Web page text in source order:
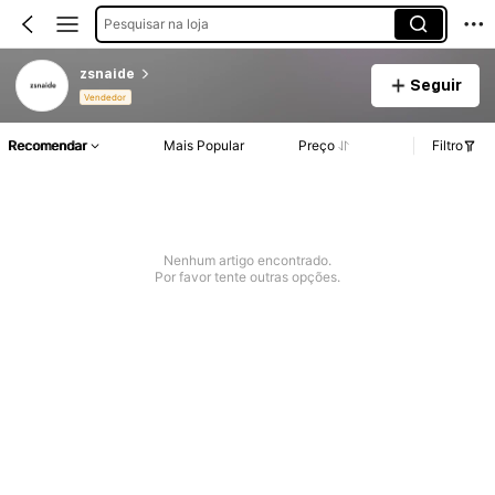
Pesquisar na loja
zsnaide
Vendedor
Seguir
Recomendar Mais Popular Preço Filtro
Nenhum artigo encontrado.
Por favor tente outras opções.